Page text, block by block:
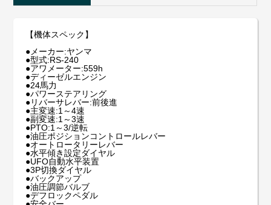
【機体スペック】
●メーカー:ヤンマ
●型式:RS-240
●アワメーター:559h
●ディーゼルエンジン
●24馬力
●パワーステアリング
●リバーサレバー:前後進
●主変速:1～4速
●副変速:1～3速
●PTO:1～3/逆転
●油圧ポジションコントロールレバー
●オートロータリーレバー
●水平傾き設定ダイヤル
●UFO自動水平装置
●3P切換ダイヤル
●バックアップ
●油圧調節バルブ
●デフロックペダル